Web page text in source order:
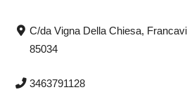
C/da Vigna Della Chiesa,
85034
3463791128